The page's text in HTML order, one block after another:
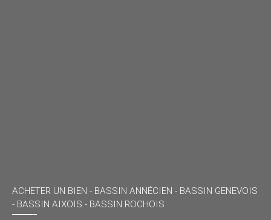
ACHETER UN BIEN - BASSIN ANNÉCIEN - BASSIN GENEVOIS
- BASSIN AIXOIS - BASSIN ROCHOIS